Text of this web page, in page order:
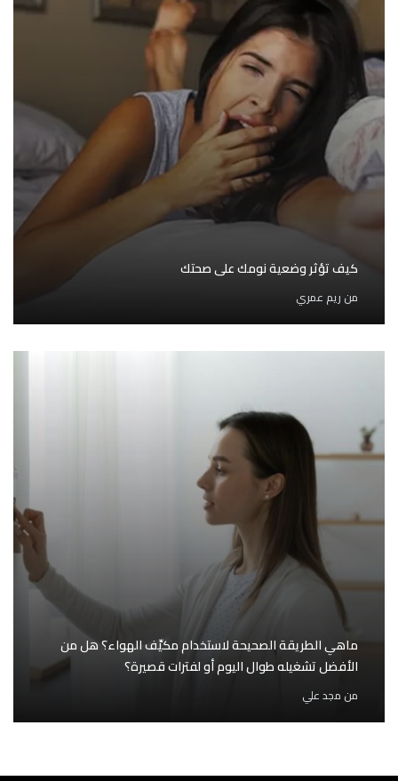
كيف تؤثر وضعية نومك على صحتك
من ريم عمري
ماهي الطريقة الصحيحة لاستخدام مكيِّف الهواء؟ هل من
الأفضل تشغيله طوال اليوم أو لفترات قصيرة؟
من مجد علي